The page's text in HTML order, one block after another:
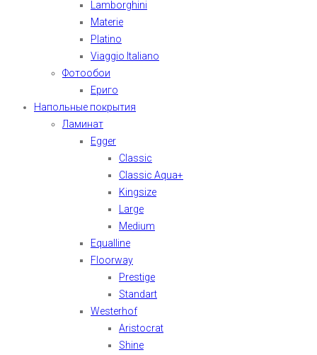
Lamborghini
Materie
Platino
Viaggio Italiano
Фотообои
Ериго
Напольные покрытия
Ламинат
Egger
Classic
Classic Aqua+
Kingsize
Large
Medium
Equalline
Floorway
Prestige
Standart
Westerhof
Aristocrat
Shine